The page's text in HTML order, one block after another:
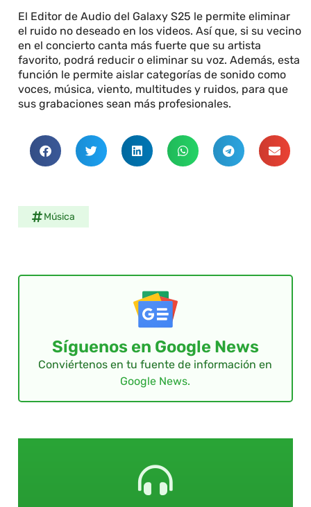
El Editor de Audio del Galaxy S25 le permite eliminar
el ruido no deseado en los videos. Así que, si su vecino
en el concierto canta más fuerte que su artista
favorito, podrá reducir o eliminar su voz. Además, esta
función le permite aislar categorías de sonido como
voces, música, viento, multitudes y ruidos, para que
sus grabaciones sean más profesionales.
Música
Síguenos en Google News
Conviértenos en tu fuente de información en
Google News.